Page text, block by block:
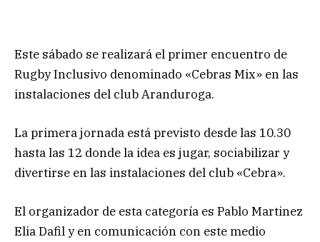
Este sábado se realizará el primer encuentro de
Rugby Inclusivo denominado «Cebras Mix» en las
instalaciones del club Aranduroga.
La primera jornada está previsto desde las 10.30
hasta las 12 donde la idea es jugar, sociabilizar y
divertirse en las instalaciones del club «Cebra».
El organizador de esta categoría es Pablo Martinez
Elia Dafil y en comunicación con este medio